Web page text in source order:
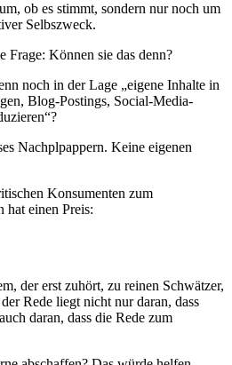
ob es stimmt, sondern nur noch um
Selbszweck.
Frage: Können sie das denn?
noch in der Lage „eigene Inhalte in
Blog-Postings, Social-Media-
Nachplpappern. Keine eigenen
Konsumenten zum
hat einen Preis:
der erst zuhört, zu reinen Schwätzer,
Rede liegt nicht nur daran, dass
daran, dass die Rede zum